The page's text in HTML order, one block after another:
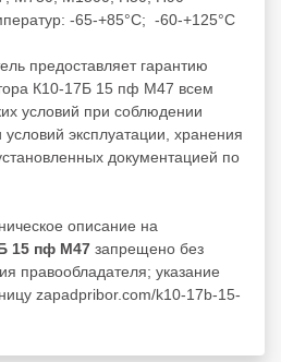
-65-+85°С; -60-+125°С
предоставляет гарантию
К10-17Б 15 пф М47 всем
условий при соблюдении
эксплуатации, хранения
документацией по
описание на
15 пф М47 запрещено без
правообладателя; указание
zapadpribor.com/k10-17b-15-